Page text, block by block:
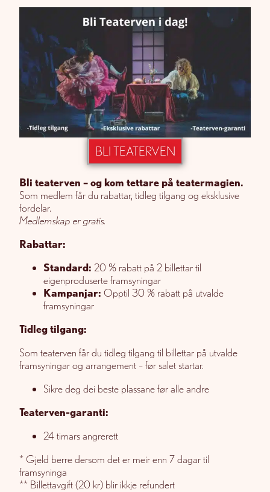
BLI TEATERVEN
Bli teaterven – og kom tettare på teatermagien.
Som medlem får du rabattar, tidleg tilgang og eksklusive
fordelar.
Medlemskap er gratis.
Rabattar:
Standard: 20 % rabatt på 2 billettar til
eigenproduserte framsyningar
Kampanjar: Opptil 30 % rabatt på utvalde
framsyningar
Tidleg tilgang:
Som teaterven får du tidleg tilgang til billettar på utvalde
framsyningar og arrangement – før salet startar.
Sikre deg dei beste plassane før alle andre
Teaterven-garanti:
24 timars angrerett
* Gjeld berre dersom det er meir enn 7 dagar til
framsyninga
** Billettavgift (20 kr) blir ikkje refundert